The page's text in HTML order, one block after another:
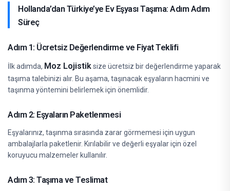
Hollanda’dan Türkiye’ye Ev Eşyası Taşıma: Adım Adım
Süreç
Adım 1: Ücretsiz Değerlendirme ve Fiyat Teklifi
İlk adımda, Moz Lojistiksize ücretsiz bir değerlendirme yaparak
taşıma talebinizi alır. Bu aşama, taşınacak eşyaların hacmini ve
taşınma yöntemini belirlemek için önemlidir.
Adım 2: Eşyaların Paketlenmesi
Eşyalarınız, taşınma sırasında zarar görmemesi için uygun
ambalajlarla paketlenir. Kırılabilir ve değerli eşyalar için özel
koruyucu malzemeler kullanılır.
Adım 3: Taşıma ve Teslimat